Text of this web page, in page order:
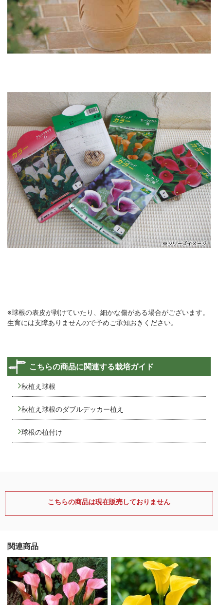
※球根の表皮が剥けていたり、細かな傷がある場合がございます。
生育には支障ありませんので予めご承知おきください。
こちらの商品に関連する栽培ガイド
秋植え球根
秋植え球根のダブルデッカー植え
球根の植付け
こちらの商品は現在販売しておりません
関連商品